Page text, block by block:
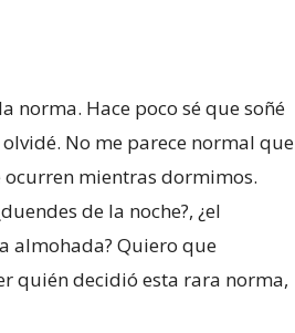
norma. Hace poco sé que soñé
No me parece normal que
ocurren mientras dormimos.
de la noche?, ¿el
almohada? Quiero que
quién decidió esta rara norma,